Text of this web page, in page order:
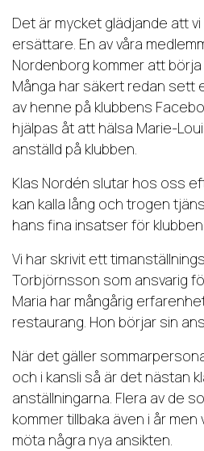
Det är mycket glädjande att
ersättare. En av våra
Nordenborg kommer att börja
Många har säkert redan
av henne på klubbens
hjälpas åt att hälsa Marie-
anställd på klubben.
Klas Nordén slutar hos oss
kan kalla lång och trogen
hans fina insatser för klubben.
Vi har skrivit ett
Torbjörnsson som ansvarig
Maria har mångårig
restaurang. Hon börjar sin
När det gäller
och i kansli så är det nästan
anställningarna. Flera av de
kommer tillbaka även i år
möta några nya ansikten.